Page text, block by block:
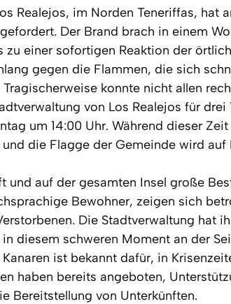
Realejos, im Norden Teneriffas, hat
Der Brand brach in einem
zu einer sofortigen Reaktion der
gegen die Flammen, die sich
konnte nicht allen
von Los Realejos für drei
um 14:00 Uhr. Während dieser
die Flagge der Gemeinde wird auf
und auf der gesamten Insel große
Bewohner, zeigen sich
Die Stadtverwaltung hat
diesem schweren Moment an der
ist bekannt dafür, in
haben bereits angeboten,
Bereitstellung von Unterkünften.